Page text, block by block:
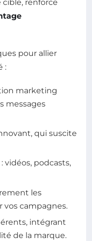
renforce
pour allier
:
marketing
messages
qui suscite
vidéos, podcasts,
les
vos campagnes.
intégrant
de la marque.